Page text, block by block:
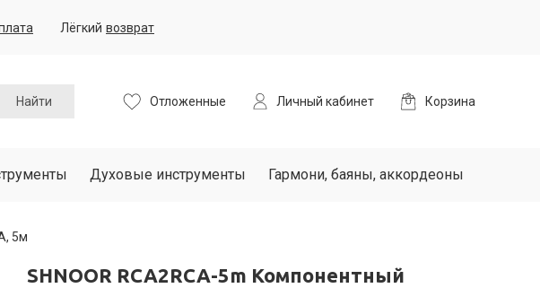
Лёгкий возврат
Найти Отложенные Личный кабинет Корзина
Духовые инструменты Гармони, баяны, аккордеоны
5м
SHNOOR RCA2RCA-5m Компонентный